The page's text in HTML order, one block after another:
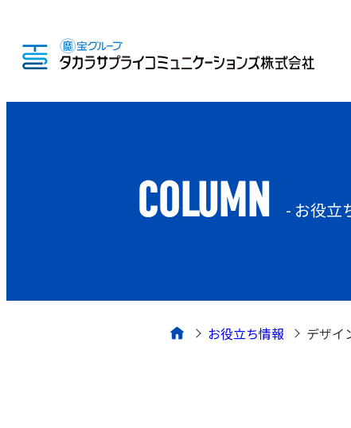
COLUMN - お役立
お役立ち情報 デザイ